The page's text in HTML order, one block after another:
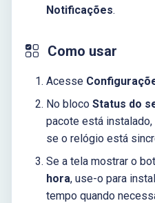
Notificações.
Como usar
Acesse
No bloco Status do
pacote está
se o relógio está
Se a tela mostrar o
hora, use-o para
tempo quando